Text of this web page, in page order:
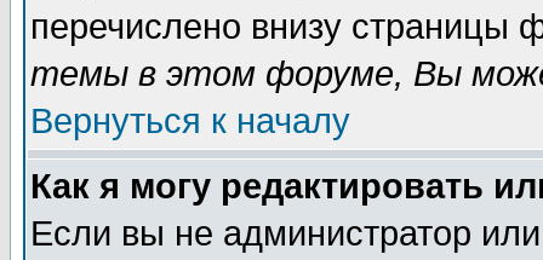
перечислено внизу страницы
темы в этом форуме, Вы
Вернуться к началу
Как я могу редактировать
Если вы не администратор